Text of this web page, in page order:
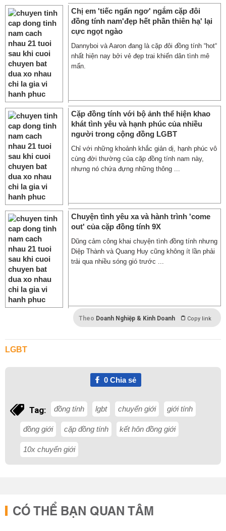
Chị em 'tiếc ngẩn ngơ' ngắm cặp đôi
đồng tính nam'đẹp hết phần thiên hạ' lại
cực ngọt ngào
Dannyboi và Aaron đang là cặp đôi đồng tính “hot“
nhất hiện nay bởi vẻ đẹp trai khiến dân tình mê
mẩn.
Cặp đồng tính với bộ ảnh thể hiện khao
khát tình yêu và hạnh phúc của nhiều
người trong cộng đồng LGBT
Chỉ với những khoảnh khắc giản dị, hạnh phúc vô
cùng đời thường của cặp đồng tính nam này,
nhưng nó chứa đựng những thông ...
Chuyện tình yêu xa và hành trình 'come
out' của cặp đồng tính 9X
Dũng cảm công khai chuyện tình đồng tính nhưng
Diệp Thành và Quang Huy cũng không ít lần phải
trải qua nhiều sóng gió trước ...
Theo Doanh Nghiệp & Kinh Doanh Copy link
LGBT
0Chia sẻ
Tag: đồng tính lgbt chuyển giới giới tính
đồng giới cặp đồng tính kết hôn đồng giới
10x chuyển giới
CÓ THỂ BẠN QUAN TÂM